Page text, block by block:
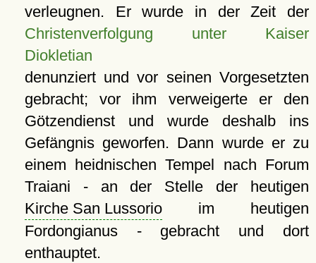
verleugnen. Er wurde in der Zeit der
Christenverfolgung unter Kaiser
Diokletian
denunziert und vor seinen Vorgesetzten
gebracht; vor ihm verweigerte er den
Götzendienst und wurde deshalb ins
Gefängnis geworfen. Dann wurde er zu
einem heidnischen Tempel nach Forum
Traiani - an der Stelle der heutigen
Kirche San Lussorioim heutigen
Fordongianus - gebracht und dort
enthauptet.